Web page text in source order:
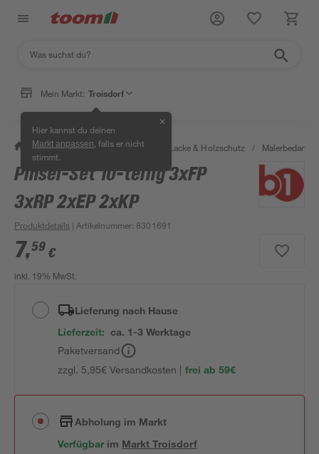
Mein Markt: Troisdorf
Hier kannst du deinen
Markt anpassen , falls er nicht
stimmt.
✕
/ Bauen & Renovieren / Farben, Lacke & Holzschutz / Malerbedarf
Bestseller
Pinsel-Set 10-teilig 3xFP
3xRP 2xEP 2xKP
Produktdetails | Artikelnummer: 8301691
7,59 €
inkl. 19% MwSt.
Lieferung nach Hause
Lieferzeit: ca. 1-3 Werktage
Paketversand
zzgl. 5,95€ Versandkosten | frei ab 59€
Abholung im Markt
Verfügbar im MarktTroisdorf